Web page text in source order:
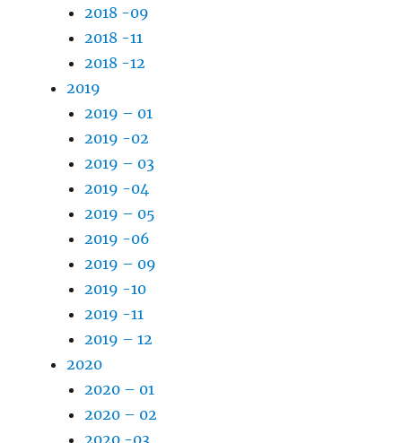
2018 -09
2018 -11
2018 -12
2019
2019 – 01
2019 -02
2019 – 03
2019 -04
2019 – 05
2019 -06
2019 – 09
2019 -10
2019 -11
2019 – 12
2020
2020 – 01
2020 – 02
2020 -03